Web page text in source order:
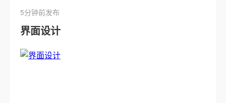
5分钟前发布
界面设计